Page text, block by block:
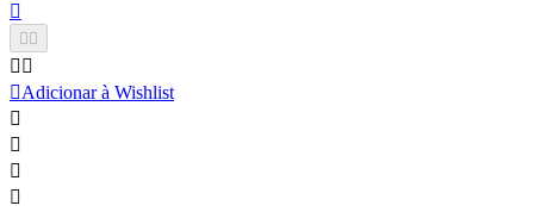

 
 
Adicionar à Wishlist



